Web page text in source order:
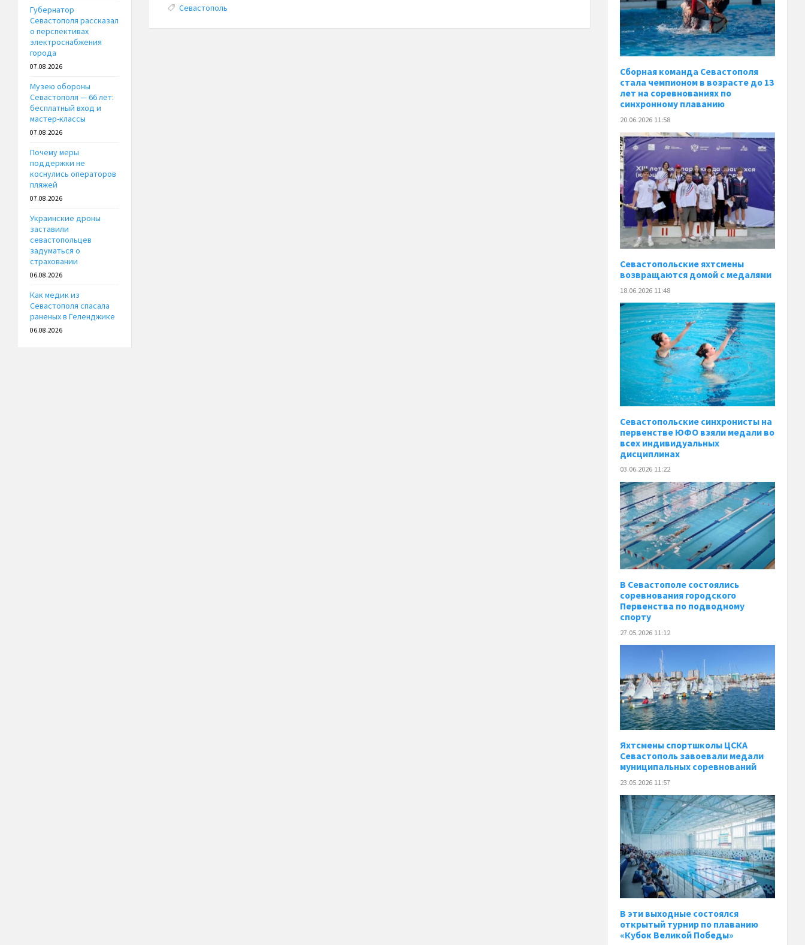
Tags:
Севастополь
Губернатор
Севастополя рассказал
о перспективах
электроснабжения
города
07.08.2026
Музею обороны
Севастополя — 66 лет:
бесплатный вход и
мастер-классы
07.08.2026
Почему меры
поддержки не
коснулись операторов
пляжей
07.08.2026
Украинские дроны
заставили
севастопольцев
задуматься о
страховании
06.08.2026
Как медик из
Севастополя спасала
раненых в Геленджике
06.08.2026
Сборная команда Севастополя
стала чемпионом в возрасте до 13
лет на соревнованиях по
синхронному плаванию
20.06.2026 11:58
️Севастопольские яхтсмены
возвращаются домой с медалями
18.06.2026 11:48
️Севастопольские синхронисты на
первенстве ЮФО взяли медали во
всех индивидуальных
дисциплинах
03.06.2026 11:22
В Севастополе состоялись
соревнования городского
Первенства по подводному
спорту
27.05.2026 11:12
Яхтсмены спортшколы ЦСКА
Севастополь завоевали медали
муниципальных соревнований
23.05.2026 11:57
В эти выходные состоялся
открытый турнир по плаванию
«Кубок Великой Победы»